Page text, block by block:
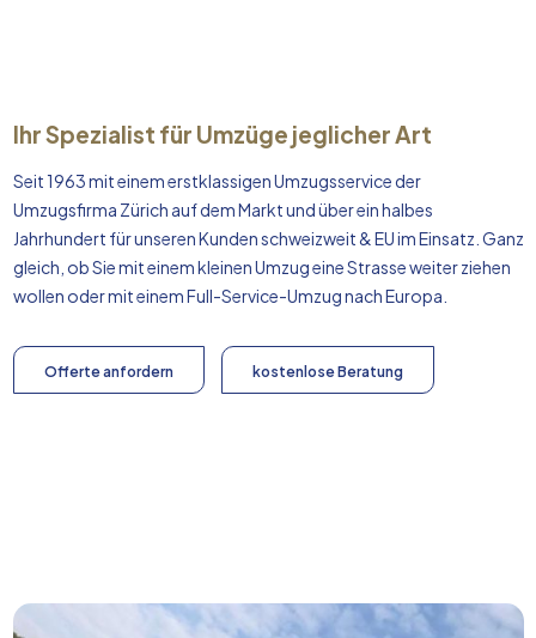
Ihr Spezialist für Umzüge jeglicher Art
Seit 1963 mit einem erstklassigen Umzugsservice der
Umzugsfirma Zürich auf dem Markt und über ein halbes
Jahrhundert für unseren Kunden schweizweit & EU im Einsatz. Ganz
gleich, ob Sie mit einem kleinen Umzug eine Strasse weiter ziehen
wollen oder mit einem Full-Service-Umzug nachEuropa
Offerte anfordern kostenlose Beratung